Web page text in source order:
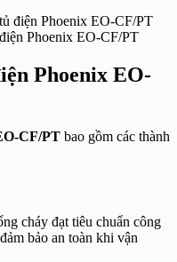
Phoenix EO-CF/PT
Phoenix EO-
CF/PT bao gồm các thành
cháy đạt tiêu chuẩn công
bảo an toàn khi vận